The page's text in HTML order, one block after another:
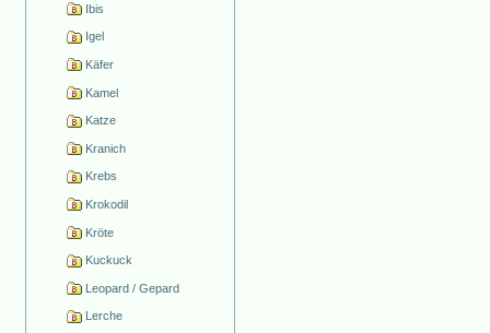
Ibis
Igel
Käfer
Kamel
Katze
Kranich
Krebs
Krokodil
Kröte
Kuckuck
Leopard / Gepard
Lerche